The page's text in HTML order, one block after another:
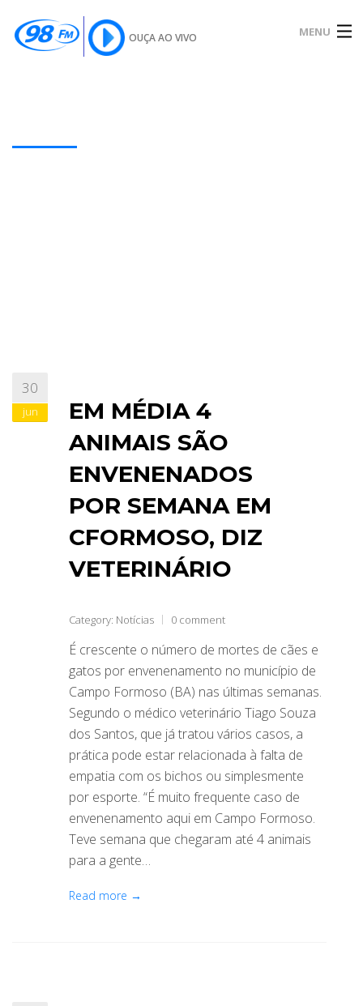
OUÇA AO VIVO MENU
SOBRE
ABRANGÊNCIA
30
jun
EM MÉDIA 4
ANIMAIS SÃO
ENVENENADOS
POR SEMANA EM
CFORMOSO, DIZ
VETERINÁRIO
Category: Notícias 0 comment
É crescente o número de mortes de cães e
gatos por envenenamento no município de
Campo Formoso (BA) nas últimas semanas.
Segundo o médico veterinário Tiago Souza
dos Santos, que já tratou vários casos, a
prática pode estar relacionada à falta de
empatia com os bichos ou simplesmente
por esporte. “É muito frequente caso de
envenenamento aqui em Campo Formoso.
Teve semana que chegaram até 4 animais
para a gente…
Read more →